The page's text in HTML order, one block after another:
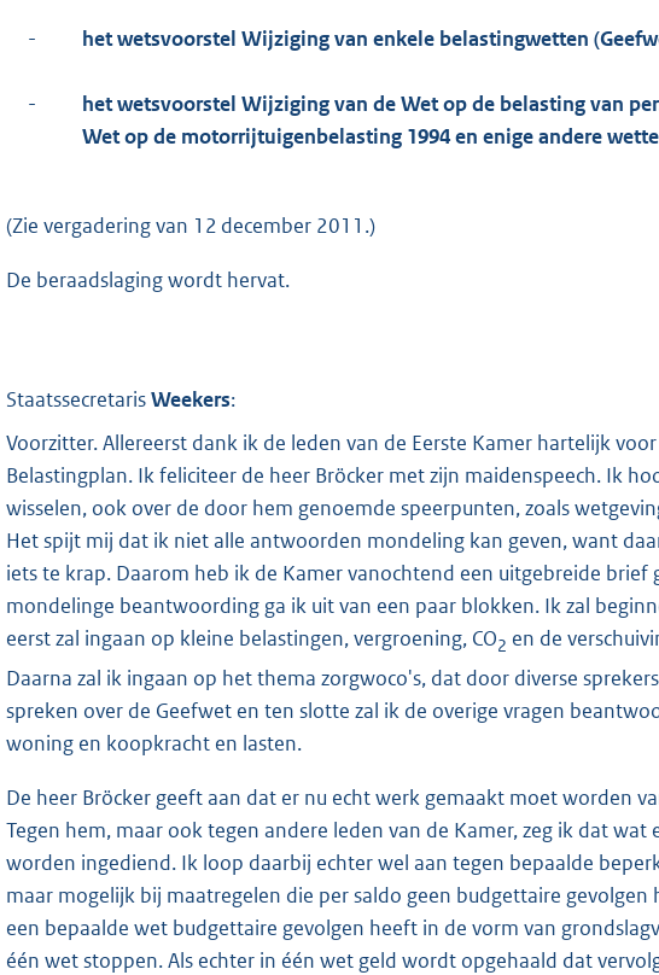
K
- het wetsvoorstel Wijziging van enkele belastingwetten
-
het wetsvoorstel Wijziging van de Wet op de belasting van
Wet op de motorrijtuigenbelasting 1994 en enige andere
(Zie vergadering van 12 december 2011.)
De beraadslaging wordt hervat.
StaatssecretarisWeekers:
Voorzitter. Allereerst dank ik de leden van de Eerste Kamer hartelijk
Belastingplan. Ik feliciteer de heer Bröcker met zijn maidenspeech. Ik
wisselen, ook over de door hem genoemde speerpunten, zoals
Het spijt mij dat ik niet alle antwoorden mondeling kan geven, want
iets te krap. Daarom heb ik de Kamer vanochtend een uitgebreide
mondelinge beantwoording ga ik uit van een paar blokken. Ik zal
eerst zal ingaan op kleine belastingen, vergroening, CO2 en de
Daarna zal ik ingaan op het thema zorgwoco's, dat door diverse
spreken over de Geefwet en ten slotte zal ik de overige vragen
woning en koopkracht en lasten.
De heer Bröcker geeft aan dat er nu echt werk gemaakt moet worden
Tegen hem, maar ook tegen andere leden van de Kamer, zeg ik dat
worden ingediend. Ik loop daarbij echter wel aan tegen bepaalde
maar mogelijk bij maatregelen die per saldo geen budgettaire
een bepaalde wet budgettaire gevolgen heeft in de vorm van
één wet stoppen. Als echter in één wet geld wordt opgehaald dat